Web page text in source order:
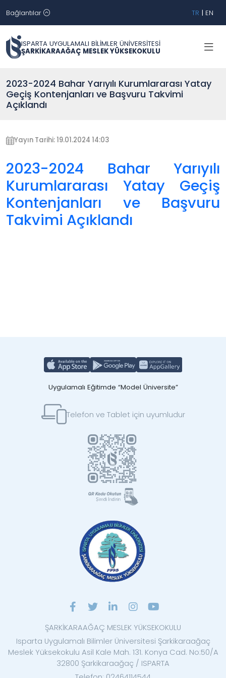
Bağlantılar TR | EN
ISPARTA UYGULAMALI BİLİMLER ÜNİVERSİTESİ
ŞARKİKARAAĞAÇ MESLEK YÜKSEKOKULU
2023-2024 Bahar Yarıyılı Kurumlararası Yatay
Geçiş Kontenjanları ve Başvuru Takvimi
Açıklandı
Yayın Tarihi: 19.01.2024 14:03
2023-2024 Bahar Yarıyılı
Kurumlararası Yatay Geçiş
Kontenjanları ve Başvuru
Takvimi Açıklandı
Uygulamalı Eğitimde “Model Üniversite”
Telefon ve Tablet için uyumludur
ŞARKİKARAAĞAÇ MESLEK YÜKSEKOKULU
Isparta Uygulamalı Bilimler Üniversitesi Şarkikaraağaç
Meslek Yüksekokulu Asil Kale Mah. 131. Konya Cad. No:50/A
32800 Şarkikaraağaç / ISPARTA